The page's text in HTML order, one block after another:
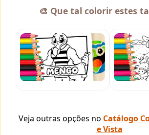
🎨 Que tal colorir estes
Veja outras opções no Catálogo
e Vista